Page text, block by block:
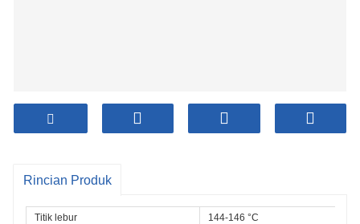
Rincian Produk
Titik lebur
144-146 °C